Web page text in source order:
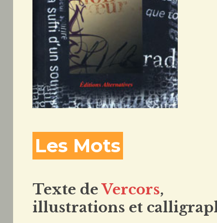
Les Mots
Texte deVercors,
illustrations et